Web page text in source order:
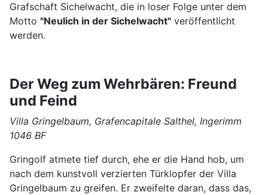
Grafschaft Sichelwacht, die in loser Folge unter dem
Motto "Neulich in der Sichelwacht" veröffentlicht
werden.
Der Weg zum Wehrbären: Freund
und Feind
Villa Gringelbaum, Grafencapitale Salthel, Ingerimm
1046 BF
Gringolf atmete tief durch, ehe er die Hand hob, um
nach dem kunstvoll verzierten Türklopfer der Villa
Gringelbaum zu greifen. Er zweifelte daran, dass das,